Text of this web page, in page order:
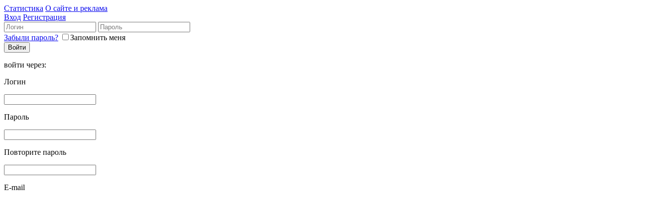
Статистика О сайте и реклама
Вход Регистрация
Забыли пароль? Запомнить меня
войти через:
Логин
Пароль
Повторите пароль
E-mail